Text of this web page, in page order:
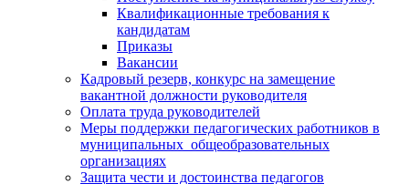
Квалификационные требования к
кандидатам
Приказы
Вакансии
Кадровый резерв, конкурс на замещение
вакантной должности руководителя
Оплата труда руководителей
Меры поддержки педагогических работников в
муниципальных общеобразовательных
организациях
Защита чести и достоинства педагогов